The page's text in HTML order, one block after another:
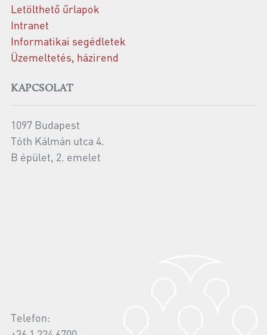
Letölthető űrlapok
Intranet
Informatikai segédletek
Üzemeltetés, házirend
KAPCSOLAT
1097 Budapest
Tóth Kálmán utca 4.
B épület, 2. emelet
Telefon: